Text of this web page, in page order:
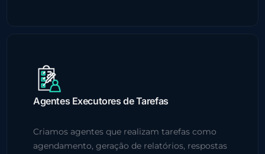
Agentes Executores de Tarefas
Criamos agentes que realizam tarefas como
agendamento, geração de relatórios, respostas